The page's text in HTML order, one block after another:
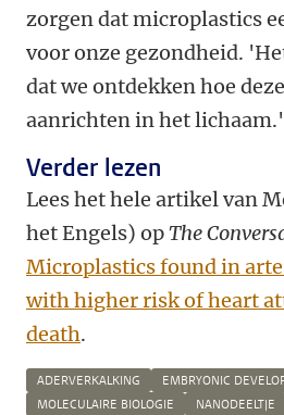
zorgen dat microplastics
voor onze gezondheid.
dat we ontdekken hoe
aanrichten in het lichaam.'
Verder lezen
Lees het hele artikel van
het Engels) opThe
Microplastics found in
with higher risk of heart
death.
ADERVERKALKING EMBRYONIC
MOLECULAIRE BIOLOGIE
NANODEELTJE